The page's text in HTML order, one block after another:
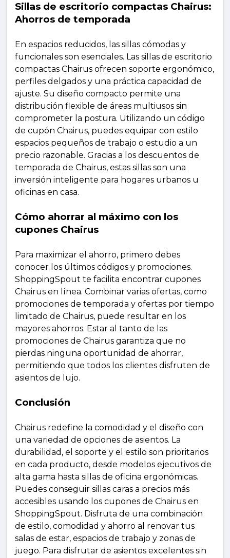
Sillas de escritorio compactas Chairus:
Ahorros de temporada
En espacios reducidos, las sillas cómodas y
funcionales son esenciales. Las sillas de escritorio
compactas Chairus ofrecen soporte ergonómico,
perfiles delgados y una práctica capacidad de
ajuste. Su diseño compacto permite una
distribución flexible de áreas multiusos sin
comprometer la postura. Utilizando un código
de cupón Chairus, puedes equipar con estilo
espacios pequeños de trabajo o estudio a un
precio razonable. Gracias a los descuentos de
temporada de Chairus, estas sillas son una
inversión inteligente para hogares urbanos u
oficinas en casa.
Cómo ahorrar al máximo con los
cupones Chairus
Para maximizar el ahorro, primero debes
conocer los últimos códigos y promociones.
ShoppingSpout te facilita encontrar cupones
Chairus en línea. Combinar varias ofertas, como
promociones de temporada y ofertas por tiempo
limitado de Chairus, puede resultar en los
mayores ahorros. Estar al tanto de las
promociones de Chairus garantiza que no
pierdas ninguna oportunidad de ahorrar,
permitiendo que todos los clientes disfruten de
asientos de lujo.
Conclusión
Chairus redefine la comodidad y el diseño con
una variedad de opciones de asientos. La
durabilidad, el soporte y el estilo son prioritarios
en cada producto, desde modelos ejecutivos de
alta gama hasta sillas de oficina ergonómicas.
Puedes conseguir sillas caras a precios más
accesibles usando los cupones de Chairus en
ShoppingSpout. Disfruta de una combinación
de estilo, comodidad y ahorro al renovar tus
salas de estar, espacios de trabajo y zonas de
juego. Para disfrutar de asientos excelentes sin